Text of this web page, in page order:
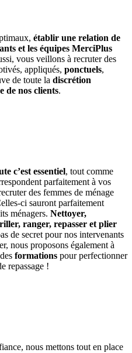
établir une relation de
et les équipes MerciPlus
vous veillons à recruter des
appliqués, ponctuels,
de toute la discrétion
de nos clients.
c’est essentiel, tout comme
parfaitement à vos
des femmes de ménage
ci sauront parfaitement
ménagers. Nettoyer,
ranger, repasser et plier
de secret pour nos intervenants
nous proposons également à
formations pour perfectionner
repassage !
nous mettons tout en place